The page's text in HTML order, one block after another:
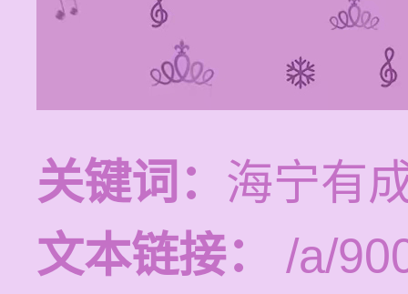
关键词： 海宁有
文本链接：
/a/